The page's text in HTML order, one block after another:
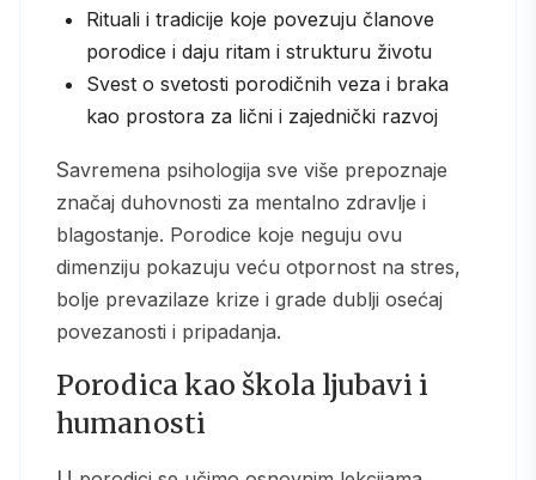
Rituali i tradicije koje povezuju članove
porodice i daju ritam i strukturu životu
Svest o svetosti porodičnih veza i braka
kao prostora za lični i zajednički razvoj
Savremena psihologija sve više prepoznaje
značaj duhovnosti za mentalno zdravlje i
blagostanje. Porodice koje neguju ovu
dimenziju pokazuju veću otpornost na stres,
bolje prevazilaze krize i grade dublji osećaj
povezanosti i pripadanja.
Porodica kao škola ljubavi i
humanosti